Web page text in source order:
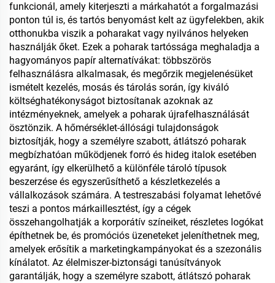
funkcionál, amely kiterjeszti a márkahatót a forgalmazási
ponton túl is, és tartós benyomást kelt az ügyfelekben, akik
otthonukba viszik a poharakat vagy nyilvános helyeken
használják őket. Ezek a poharak tartóssága meghaladja a
hagyományos papír alternatívákat: többszörös
felhasználásra alkalmasak, és megőrzik megjelenésüket
ismételt kezelés, mosás és tárolás során, így kiváló
költséghatékonyságot biztosítanak azoknak az
intézményeknek, amelyek a poharak újrafelhasználását
ösztönzik. A hőmérséklet-állósági tulajdonságok
biztosítják, hogy a személyre szabott, átlátszó poharak
megbízhatóan működjenek forró és hideg italok esetében
egyaránt, így elkerülhető a különféle tároló típusok
beszerzése és egyszerűsíthető a készletkezelés a
vállalkozások számára. A testreszabási folyamat lehetővé
teszi a pontos márkaillesztést, így a cégek
összehangolhatják a korporátív színeiket, részletes logókat
építhetnek be, és promóciós üzeneteket jeleníthetnek meg,
amelyek erősítik a marketingkampányokat és a szezonális
kínálatot. Az élelmiszer-biztonsági tanúsítványok
garantálják, hogy a személyre szabott, átlátszó poharak